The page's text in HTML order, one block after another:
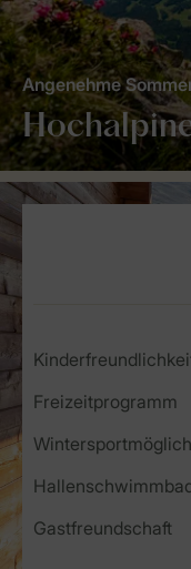
Angenehme
Freizeitprogramm
Gastfreundschaft